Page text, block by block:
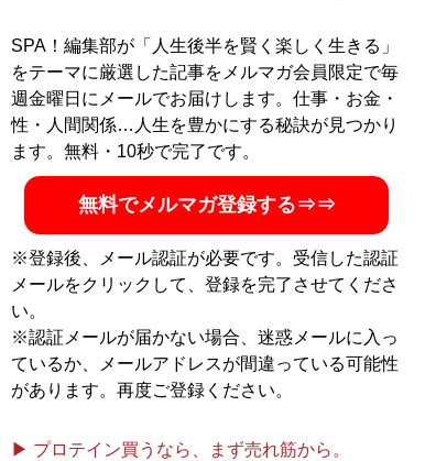
SPA！編集部が「人生後半を賢く楽しく生きる」
をテーマに厳選した記事をメルマガ会員限定で毎
週金曜日にメールでお届けします。仕事・お金・
性・人間関係…人生を豊かにする秘訣が見つかり
ます。無料・10秒で完了です。
無料でメルマガ登録する⇒⇒
※登録後、メール認証が必要です。受信した認証
メールをクリックして、登録を完了させてくださ
い。
※認証メールが届かない場合、迷惑メールに入っ
ているか、メールアドレスが間違っている可能性
があります。再度ご登録ください。
▶ プロテイン買うなら、まず売れ筋から。